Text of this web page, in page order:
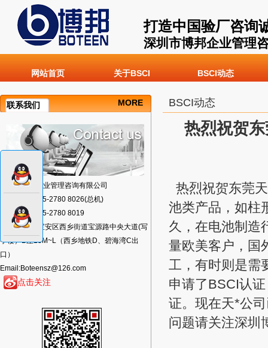
打造中国验厂咨询
深圳市博邦企业管理
网站首页 关于BSCI BSCI动态
联系我们 MORE
深圳市博邦企业管理咨询有限公司
TEL:+86-0755-2780 8026(总机)
FAX:+86-0755-2780 8019
地址:深圳市宝安区西乡街道宝源路中央大道(写
字楼）B座13M~L（西乡地铁D、碧海湾C出
口）
Email:Boteensz@126.com
点击关注
BSCI动态
热烈祝贺
热烈祝贺东莞
池类产品，如柱
久，在电池制造
量欧美客户，国
工，有时则是需
申请了BSCI认
证。现在天*公
问题请关注深圳